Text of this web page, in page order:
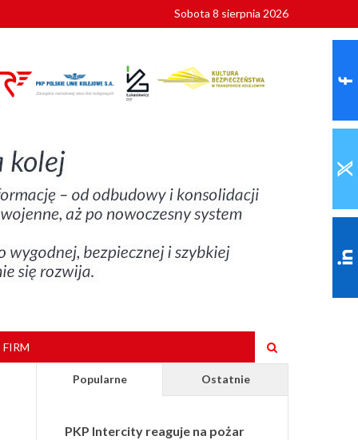
Sobota 8 sierpnia 2026
Popularne Ostatnie
PKP Intercity reaguje na pożar